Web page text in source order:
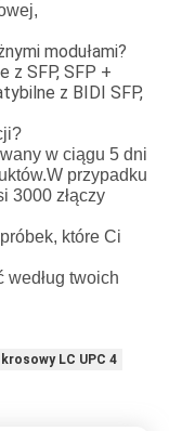
modułami?
z SFP, SFP +
z BIDI SFP,
w ciągu 5 dni
przypadku
3000 złączy
które Ci
twoich
LC UPC 4